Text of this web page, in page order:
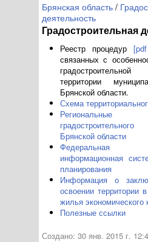
Брянская область /
деятельность
Градостроительная
Реестр процедур
связанных с
территории
Брянской области.
Схема
Брянской области
Федеральная
информационная
планирования
Информация о
освоении территории
жилья экономического
Полезные ссылки
Создано: 30 янв. 2015 г.